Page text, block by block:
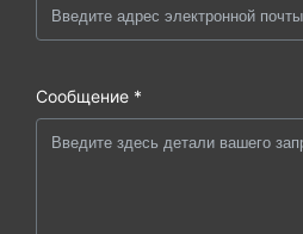
Сообщение *